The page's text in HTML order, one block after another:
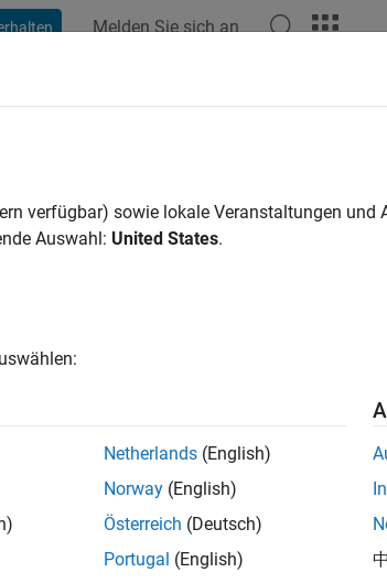
Melden Sie sich an
How useful was this information?
verfügbar) sowie lokale Veranstaltungen und
Auswahl: United States.
Netherlands (English)
Norway (English)
Österreich (Deutsch)
Portugal (English)